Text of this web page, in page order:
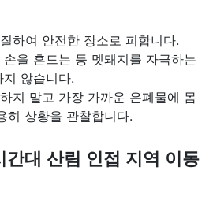
하여 안전한 장소로 피합니다.
을 흔드는 등 멧돼지를 자극하는
않습니다.
지 말고 가장 가까운 은폐물에 몸
히 상황을 관찰합니다.
간대 산림 인접 지역 이동